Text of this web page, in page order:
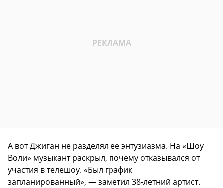
А вот Джиган не разделял ее энтузиазма. На «Шоу
Воли» музыкант раскрыл, почему отказывался от
участия в телешоу. «Был график
запланированный», — заметил 38-летний артист.